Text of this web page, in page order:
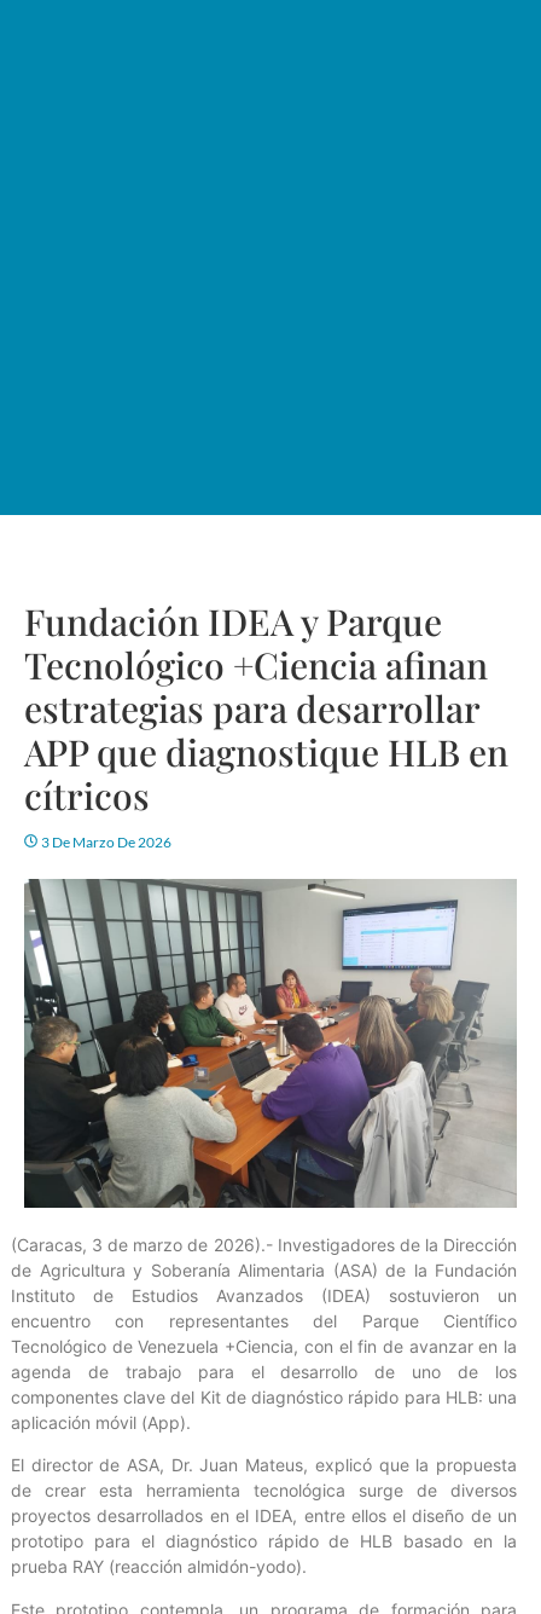
Fundación IDEA y Parque
Tecnológico +Ciencia afinan
estrategias para desarrollar
APP que diagnostique HLB en
cítricos
3 De Marzo De 2026
(Caracas, 3 de marzo de 2026).- Investigadores de la Dirección
de Agricultura y Soberanía Alimentaria (ASA) de la Fundación
Instituto de Estudios Avanzados (IDEA) sostuvieron un
encuentro con representantes del Parque Científico
Tecnológico de Venezuela +Ciencia, con el fin de avanzar en la
agenda de trabajo para el desarrollo de uno de los
componentes clave del Kit de diagnóstico rápido para HLB: una
aplicación móvil (App).
El director de ASA, Dr. Juan Mateus, explicó que la propuesta
de crear esta herramienta tecnológica surge de diversos
proyectos desarrollados en el IDEA, entre ellos el diseño de un
prototipo para el diagnóstico rápido de HLB basado en la
prueba RAY (reacción almidón-yodo).
Este prototipo contempla, un programa de formación para